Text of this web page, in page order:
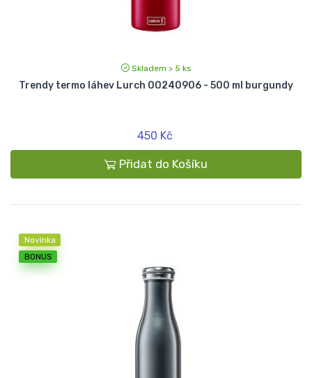
Skladem > 5 ks
Trendy termo láhev Lurch 00240906 - 500 ml burgundy
450 Kč
Přidat do Košíku
Novinka
BONUS